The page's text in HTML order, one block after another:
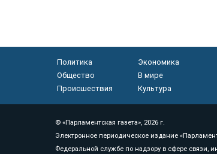
Политика
Экономика
Общество
В мире
Происшествия
Культура
© «Парламентская газета», 2026 г.
Электронное периодическое издание
Федеральной службе по надзору в сфере связи,